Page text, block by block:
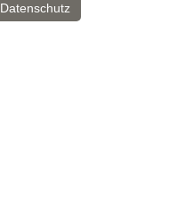
Datenschutz